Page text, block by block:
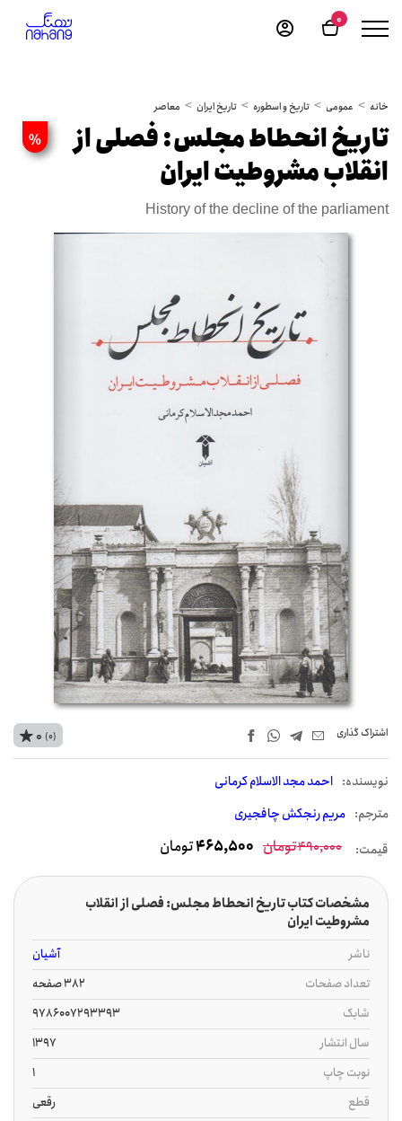
0
خانه عمومی تاریخ و اسطوره تاریخ ایران معاصر
%
تاریخ انحطاط مجلس: فصلی از
انقلاب مشروطیت ایران
History of the decline of the parliament
اشتراک‌ گذاری
نويسنده: احمد مجد الاسلام کرمانی
مترجم: مریم رنجکش چافجیری
0 (0)
قیمت: 490,000تومان 465,500تومان
مشخصات کتاب تاریخ انحطاط مجلس: فصلی از انقلاب
مشروطیت ایران
ناشر
آشیان
تعداد صفحات
382 صفحه
شابک
9786007293393
سال انتشار
1397
نوبت چاپ
1
قطع
رقعی